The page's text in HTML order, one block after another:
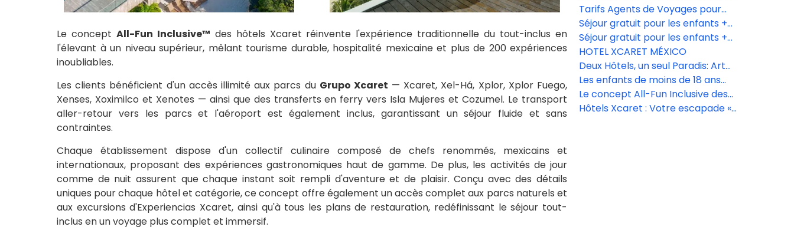
Le concept All-Fun Inclusive™ des hôtels Xcaret réinvente l'expérience traditionnelle du tout-inclus en
l'élevant à un niveau supérieur, mêlant tourisme durable, hospitalité mexicaine et plus de 200 expériences
inoubliables.
Les clients bénéficient d'un accès illimité aux parcs du Grupo Xcaret — Xcaret, Xel-Há, Xplor, Xplor Fuego,
Xenses, Xoximilco et Xenotes — ainsi que des transferts en ferry vers Isla Mujeres et Cozumel. Le transport
aller-retour vers les parcs et l'aéroport est également inclus, garantissant un séjour fluide et sans
contraintes.
Chaque établissement dispose d'un collectif culinaire composé de chefs renommés, mexicains et
internationaux, proposant des expériences gastronomiques haut de gamme. De plus, les activités de jour
comme de nuit assurent que chaque instant soit rempli d'aventure et de plaisir. Conçu avec des détails
uniques pour chaque hôtel et catégorie, ce concept offre également un accès complet aux parcs naturels et
aux excursions d'Experiencias Xcaret, ainsi qu'à tous les plans de restauration, redéfinissant le séjour tout-
inclus en un voyage plus complet et immersif.
Xcaret México
Tarifs Agents de Voyages pour
l'Hôtel Xcaret México, l'Hôtel
Xcaret Arte et La Casa de la Playa
Séjour gratuit pour les enfants +
entrée illimitée aux parcs Xcaret
Séjour gratuit pour les enfants +
entrée illimitée aux parcs Xcaret
HOTEL XCARET MÉXICO
Deux Hôtels, un seul Paradis: Art
de Vivre et Élégance sur la Plage
Les enfants de moins de 18 ans
séjournent gratuitement
Le concept All-Fun Inclusive des
Hôtels Xcaret
Hôtels Xcaret : Votre escapade «